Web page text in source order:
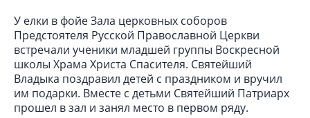
У елки в фойе Зала церковных соборов
Предстоятеля Русской Православной Церкви
встречали ученики младшей группы Воскресной
школы Храма Христа Спасителя. Святейший
Владыка поздравил детей с праздником и вручил
им подарки. Вместе с детьми Святейший Патриарх
прошел в зал и занял место в первом ряду.